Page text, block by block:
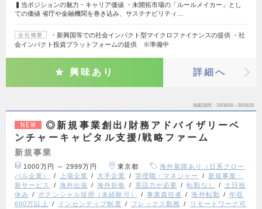
▍当ポジションの魅力・キャリア価値 ・未開拓市場の「ルールメイカー」とし
ての価値 省庁や金融機関を巻き込み、サステナビリティ…
会社概要
・新興国等での社会インパクト型マイクロファイナンスの提供 ・社
会インパクト投資プラットフォームの提供 ※準備中
興味あり 詳細へ
掲載期間 26/08/08～26/08/28
NEW
◎新規事業創出/財務アドバイザリーベ
ンチャーキャピタル支援/戦略ファーム
新規事業
1000万円 ～ 2999万円 東京都
海外展開あり（日系グロー
バル企業）
上場企業 大手企業 管理職・マネジャー
新規事業・
新サービス
海外出張 海外折衝 英語力が必要 転勤なし
土日祝
休み
ポテンシャル採用（未経験可） 事業責任者 海外転勤
年収
600万以上
インセンティブ制度 フレックス勤務 リモートワーク可